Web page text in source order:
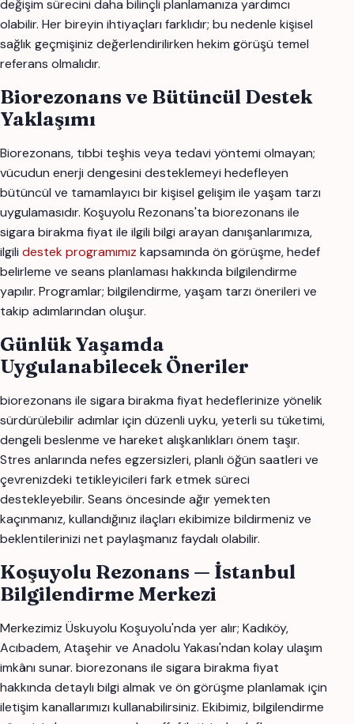
değişim sürecini daha bilinçli planlamanıza yardımcı
olabilir. Her bireyin ihtiyaçları farklıdır; bu nedenle kişisel
sağlık geçmişiniz değerlendirilirken hekim görüşü temel
referans olmalıdır.
Biorezonans ve Bütüncül Destek
Yaklaşımı
Biorezonans, tıbbi teşhis veya tedavi yöntemi olmayan;
vücudun enerji dengesini desteklemeyi hedefleyen
bütüncül ve tamamlayıcı bir kişisel gelişim ile yaşam tarzı
uygulamasıdır. Koşuyolu Rezonans'ta biorezonans ile
sigara birakma fiyat ile ilgili bilgi arayan danışanlarımıza,
ilgili destek programımız kapsamında ön görüşme, hedef
belirleme ve seans planlaması hakkında bilgilendirme
yapılır. Programlar; bilgilendirme, yaşam tarzı önerileri ve
takip adımlarından oluşur.
Günlük Yaşamda
Uygulanabilecek Öneriler
biorezonans ile sigara birakma fiyat hedeflerinize yönelik
sürdürülebilir adımlar için düzenli uyku, yeterli su tüketimi,
dengeli beslenme ve hareket alışkanlıkları önem taşır.
Stres anlarında nefes egzersizleri, planlı öğün saatleri ve
çevrenizdeki tetikleyicileri fark etmek süreci
destekleyebilir. Seans öncesinde ağır yemekten
kaçınmanız, kullandığınız ilaçları ekibimize bildirmeniz ve
beklentilerinizi net paylaşmanız faydalı olabilir.
Koşuyolu Rezonans — İstanbul
Bilgilendirme Merkezi
Merkezimiz Üskuyolu Koşuyolu'nda yer alır; Kadıköy,
Acıbadem, Ataşehir ve Anadolu Yakası'ndan kolay ulaşım
imkânı sunar. biorezonans ile sigara birakma fiyat
hakkında detaylı bilgi almak ve ön görüşme planlamak için
iletişim kanallarımızı kullanabilirsiniz. Ekibimiz, bilgilendirme